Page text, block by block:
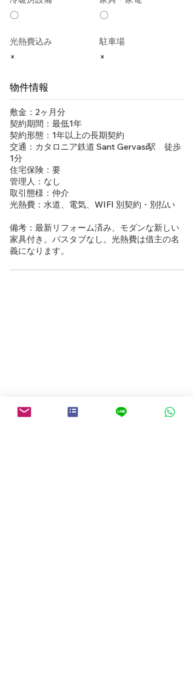
〇 〇
光熱費込み
×
駐車場
×
物件情報
敷金：2ヶ月分
契約期間：最低1年
契約形態：1年以上の長期契約
交通：カタロニア鉄道 Sant Gervasi駅 徒歩
1分
住宅保険：要
管理人：なし
取引態様：仲介
光熱費：水道、電気、WIFI 別契約・別払い
備考：最新リフォーム済み、モダンな新しい
家具付き。バスタブなし。光熱費は借主の名
義になります。
物件検索にもどる